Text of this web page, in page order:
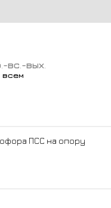
-вс -вых
всем
ПСС на опору